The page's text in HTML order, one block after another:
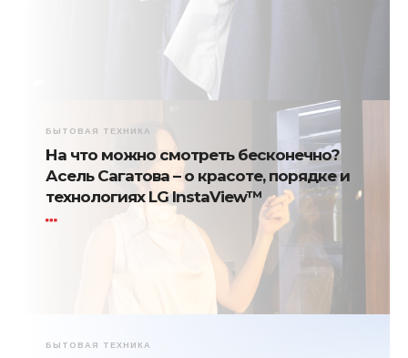
БЫТОВАЯ ТЕХНИКА
На что можно смотреть бесконечно?
Асель Сагатова – о красоте, порядке и
технологиях LG InstaView™
БЫТОВАЯ ТЕХНИКА